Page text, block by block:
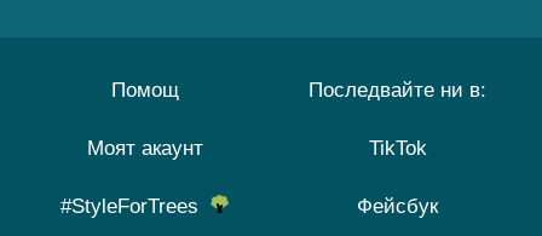
Помощ
Моят акаунт
#StyleForTrees
Последвайте ни в:
TikTok
Фейсбук